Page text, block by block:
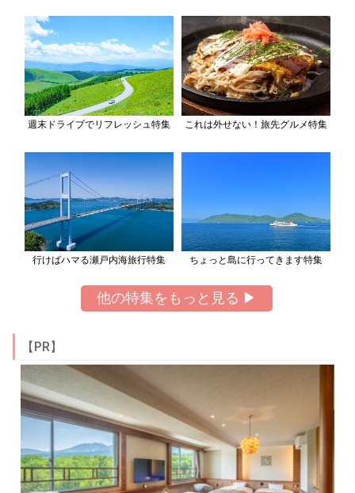
週末ドライブでリフレッシュ特集 これは外せない！旅先グルメ特集
行けばハマる瀬戸内海旅行特集 ちょっと島に行ってきます特集
他の特集をもっと見る ▶
【PR】